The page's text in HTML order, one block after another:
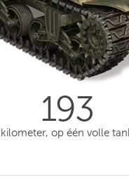
193
kilometer, op één volle